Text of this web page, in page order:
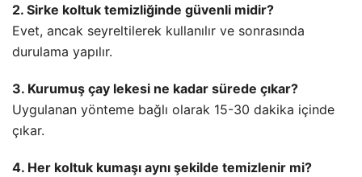
2. Sirke koltuk temizliğinde güvenli midir?
Evet, ancak seyreltilerek kullanılır ve sonrasında
durulama yapılır.
3. Kurumuş çay lekesi ne kadar sürede çıkar?
Uygulanan yönteme bağlı olarak 15-30 dakika içinde
çıkar.
4. Her koltuk kumaşı aynı şekilde temizlenir mi?